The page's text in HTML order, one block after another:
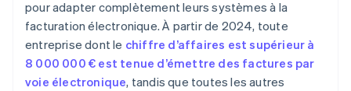
pour adapter complètement leurs systèmes à la
facturation électronique. À partir de 2024, toute
entreprise dont le chiffre d’affaires est supérieur à
8 000 000 € est tenue d’émettre des factures par
voie électronique, tandis que toutes les autres